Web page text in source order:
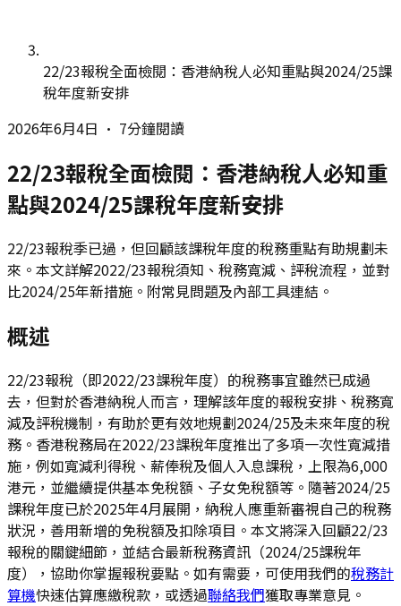
22/23報稅全面檢閱：香港納稅人必知重點與2024/25課
稅年度新安排
2026年6月4日 • 7分鐘閱讀
22/23報稅全面檢閱：香港納稅人必知重
點與2024/25課稅年度新安排
22/23報稅季已過，但回顧該課稅年度的稅務重點有助規劃未
來。本文詳解2022/23報稅須知、稅務寬減、評稅流程，並對
比2024/25年新措施。附常見問題及內部工具連結。
概述
22/23報稅（即2022/23課稅年度）的稅務事宜雖然已成過
去，但對於香港納稅人而言，理解該年度的報稅安排、稅務寬
減及評稅機制，有助於更有效地規劃2024/25及未來年度的稅
務。香港稅務局在2022/23課稅年度推出了多項一次性寬減措
施，例如寬減利得稅、薪俸稅及個人入息課稅，上限為6,000
港元，並繼續提供基本免稅額、子女免稅額等。隨著2024/25
課稅年度已於2025年4月展開，納稅人應重新審視自己的稅務
狀況，善用新增的免稅額及扣除項目。本文將深入回顧22/23
報稅的關鍵細節，並結合最新稅務資訊（2024/25課稅年
度），協助你掌握報稅要點。如有需要，可使用我們的稅務計
算機快速估算應繳稅款，或透過聯絡我們獲取專業意見。